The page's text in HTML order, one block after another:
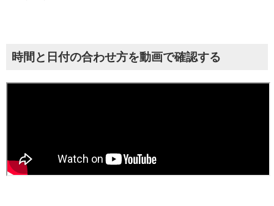
時間と日付の合わせ方を動画で確認する